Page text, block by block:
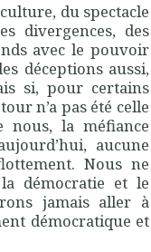
du spectacle
divergences, des
avec le pouvoir
déceptions aussi,
si, pour certains
n’a pas été celle
nous, la méfiance
aucune
Nous ne
démocratie et le
jamais aller à
démocratique et